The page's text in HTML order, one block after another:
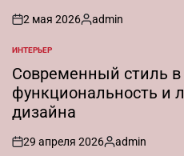
on
2 мая 2026
Запись
admin
ОПУБЛИКОВАНО
В
ИНТЕРЬЕР
Современный стиль в
функциональность и
дизайна
on
29 апреля 2026
Запись
admin